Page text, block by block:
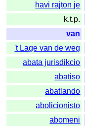
havi rajton je
k.t.p.
van
't Lage van de weg
abata jurisdikcio
abatiso
abatlando
abolicionisto
abomeni